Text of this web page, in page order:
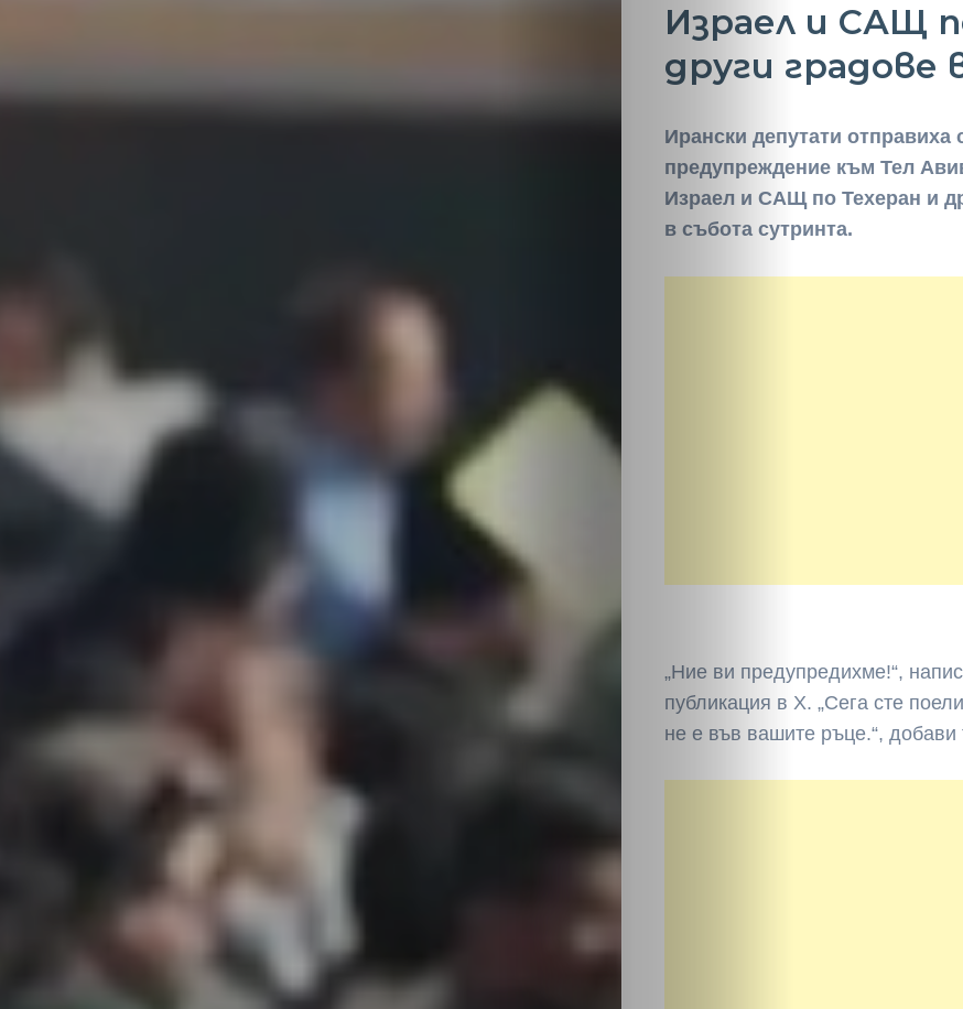
Израел и САЩ
други
Ирански депутати отправиха
предупреждение към Тел
Израел и САЩ по Техеран и
в събота сутринта.
„Ние ви предупредихме!“,
публикация в X. „Сега сте
не е във вашите ръце.“, добави